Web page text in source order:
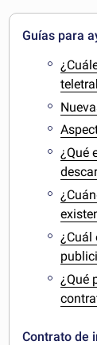
Guías para
¿Qué
¿Cuál
¿Qué
Contrato de